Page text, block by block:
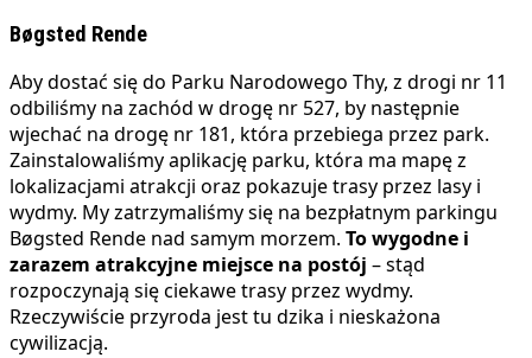
Bøgsted Rende
Aby dostać się do Parku Narodowego Thy, z drogi nr 11
odbiliśmy na zachód w drogę nr 527, by następnie
wjechać na drogę nr 181, która przebiega przez park.
Zainstalowaliśmy aplikację parku, która ma mapę z
lokalizacjami atrakcji oraz pokazuje trasy przez lasy i
wydmy. My zatrzymaliśmy się na bezpłatnym parkingu
Bøgsted Rende nad samym morzem. To wygodne i
zarazem atrakcyjne miejsce na postój – stąd
rozpoczynają się ciekawe trasy przez wydmy.
Rzeczywiście przyroda jest tu dzika i nieskażona
cywilizacją.